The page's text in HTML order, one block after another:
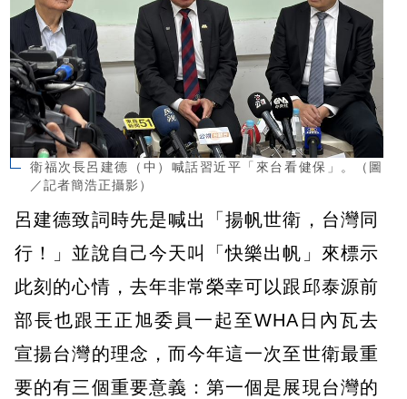
衛福次長呂建德（中）喊話習近平「來台看健保」。（圖
／記者簡浩正攝影）
呂建德致詞時先是喊出「揚帆世衛，台灣同
行！」並說自己今天叫「快樂出帆」來標示
此刻的心情，去年非常榮幸可以跟邱泰源前
部長也跟王正旭委員一起至WHA日內瓦去
宣揚台灣的理念，而今年這一次至世衛最重
要的有三個重要意義：第一個是展現台灣的